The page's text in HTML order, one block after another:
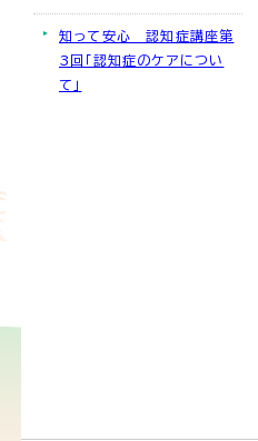
知って安心 認知症講座第
3回「認知症のケアについ
て」